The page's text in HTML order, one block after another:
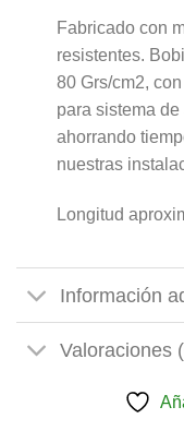
Fabricado con
resistentes.
80 Grs/cm2,
para sistema
ahorrando
nuestras
Longitud
Información
Valoraciones